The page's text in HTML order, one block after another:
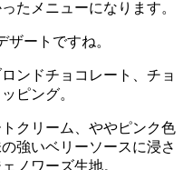
たメニューになります。
ザートですね。
ンドチョコレート、チョ
ピング。
クリーム、ややピンク色
強いベリーソースに浸さ
ノワーズ生地。